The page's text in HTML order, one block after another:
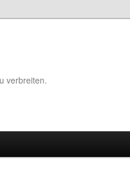
verbreiten.